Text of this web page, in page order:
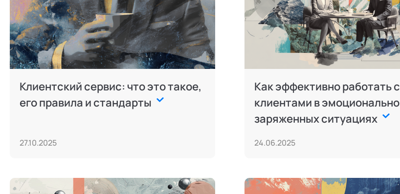
Клиентский сервис: что это такое,
его правила и стандарты
27.10.2025
Как эффективно работать с
клиентами в эмоционально
заряженных ситуациях
24.06.2025